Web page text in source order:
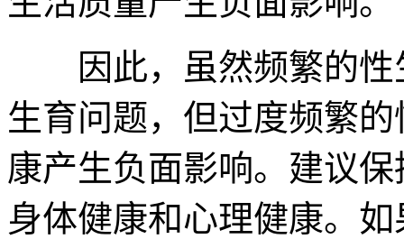
因此，虽然频繁的性
生育问题，但过度频繁
康产生负面影响。建议
身体健康和心理健康。